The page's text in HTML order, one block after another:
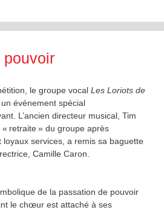
pouvoir
le groupe vocal Les Loriots de
événement spécial
L’ancien directeur musical, Tim
retraite » du groupe après
services, a remis sa baguette
Camille Caron.
de la passation de pouvoir
le chœur est attaché à ses